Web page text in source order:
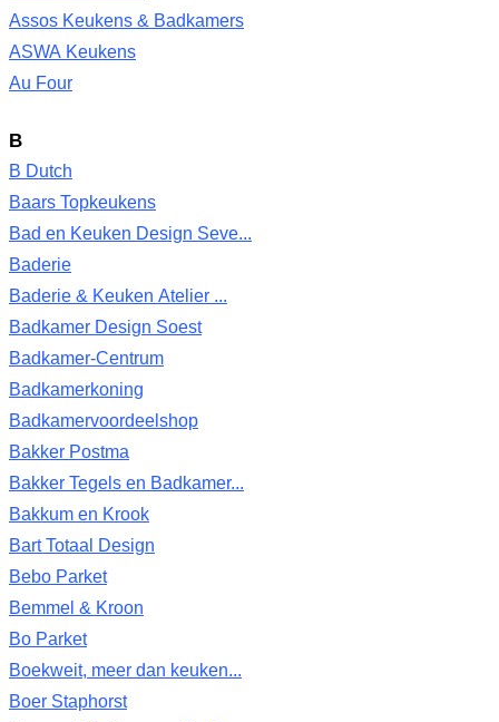
Assos Keukens & Badkamers
ASWA Keukens
Au Four
B
B Dutch
Baars Topkeukens
Bad en Keuken Design Seve...
Baderie
Baderie & Keuken Atelier ...
Badkamer Design Soest
Badkamer-Centrum
Badkamerkoning
Badkamervoordeelshop
Bakker Postma
Bakker Tegels en Badkamer...
Bakkum en Krook
Bart Totaal Design
Bebo Parket
Bemmel & Kroon
Bo Parket
Boekweit, meer dan keuken...
Boer Staphorst